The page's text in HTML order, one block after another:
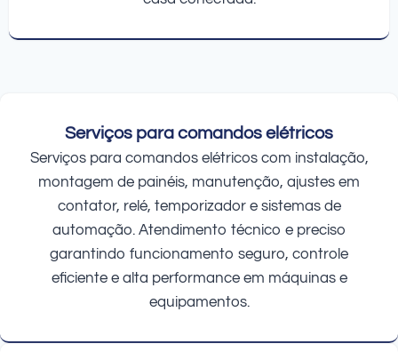
Serviços para comandos elétricos
Serviços para comandos elétricos com instalação,
montagem de painéis, manutenção, ajustes em
contator, relé, temporizador e sistemas de
automação. Atendimento técnico e preciso
garantindo funcionamento seguro, controle
eficiente e alta performance em máquinas e
equipamentos.